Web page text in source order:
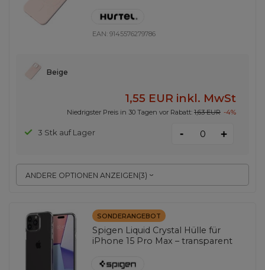
EAN:9145576279786
ANDERE OPTIONEN ANZEIGEN(3)
Beige
1,55 EUR inkl. MwSt
Niedrigster Preis in 30 Tagen vor Rabatt: 1,63 EUR -4%
3 Stk auf Lager - +
SONDERANGEBOT
Spigen Liquid Crystal Hülle für
iPhone 15 Pro Max – transparent